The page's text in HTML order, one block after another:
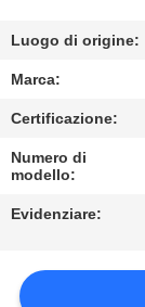
DI
QUALITÀ
RICHIEDA
Luogo di origine:
Marca:
Certificazione:
Numero di
modello:
Evidenziare: